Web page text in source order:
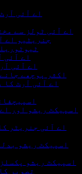
اے آئی
اے آئی ٹولز سے
جنریٹیو اے
اے آئی
اے آئی
اکثر پوچھے
اے آئی آرٹ کا
اسپیکٹ ریشو اور
اے آئی جنریٹر
اسپیکٹ ریشو
1.91:1 اسپیکٹ ریشو
16:9